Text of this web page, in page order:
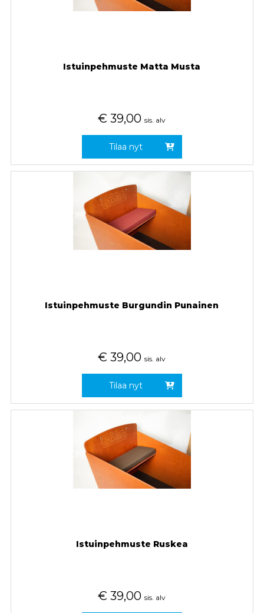
Istuinpehmuste Matta Musta
€ 39,00 sis. alv
Tilaa nyt
Istuinpehmuste Burgundin Punainen
€ 39,00 sis. alv
Tilaa nyt
Istuinpehmuste Ruskea
€ 39,00 sis. alv